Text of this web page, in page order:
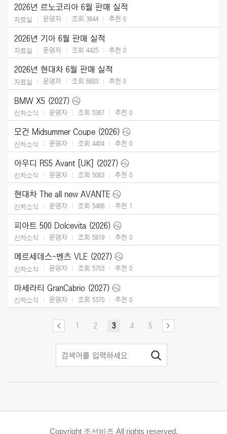
2026년 르노코리아 6월 판매 실적
자료실 운영자 조회 3644 추천 0
2026년 기아 6월 판매 실적
자료실 운영자 조회 4425 추천 0
2026년 현대차 6월 판매 실적
자료실 운영자 조회 6693 추천 0
BMW X5 (2027)
신차소식 운영자 조회 5367 추천 0
모건 Midsummer Coupe (2026)
신차소식 운영자 조회 4404 추천 0
아우디 RS5 Avant [UK] (2027)
신차소식 운영자 조회 5063 추천 0
현대차 The all new AVANTE
신차소식 운영자 조회 5466 추천 1
피아트 500 Dolcevita (2026)
신차소식 운영자 조회 5819 추천 0
메르세데스-벤츠 VLE (2027)
신차소식 운영자 조회 5703 추천 0
마세라티 GranCabrio (2027)
신차소식 운영자 조회 5370 추천 0
1 2 3 4 5
Copyright 조선비즈 All rights reserved.